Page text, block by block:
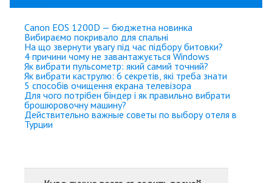
Canon EOS 1200D — бюджетна новинка
Вибираємо покривало для спальні
На що звернути увагу під час підбору битовки?
4 причини чому не завантажується Windows
Як вибрати пульсометр: який самий точний?
Як вибрати каструлю: 6 секретів, які треба знати
5 способів очищення екрана телевізора
Для чого потрібен біндер і як правильно вибрати
брошюровочну машину?
Действительно важные советы по выбору отеля в
Турции